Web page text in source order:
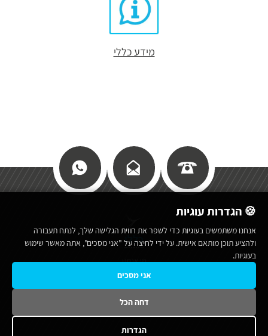
מידע כללי
כללי
מי אנחנו
תנאי שימוש באתר
🍪 הגדרות עוגיות
אנחנו משתמשים בעוגיות כדי לשפר את חווית הגלישה שלך, לנתח תעבורה
ולהציע תוכן מותאם אישית. על ידי לחיצה על "אני מסכים", אתה מאשר שימוש
בעוגיות.
אני מסכים
דחה הכל
הגדרות